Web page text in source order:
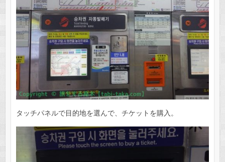
タッチパネルで目的地を選んで、チケットを購入。